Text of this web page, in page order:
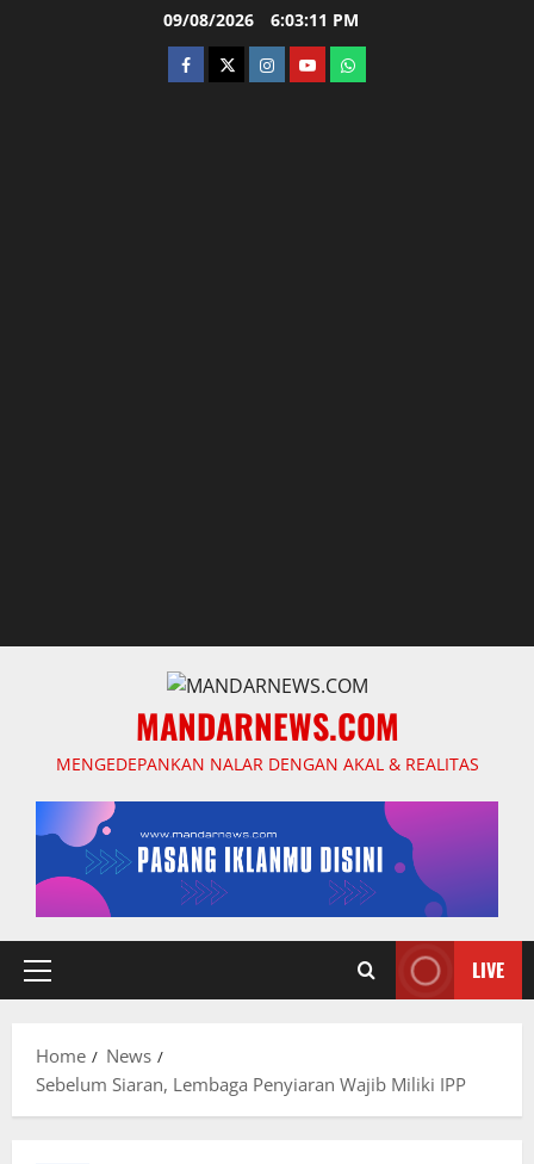
09/08/2026 6:03:12 PM
facebooktwitterinstagram.com
youtubewhatsapp
MANDARNEWS.COM
MENGEDEPANKAN NALAR DENGAN AKAL & REALITAS
Primary
LIVE
Home
News
Sebelum Siaran, Lembaga Penyiaran Wajib Miliki IPP